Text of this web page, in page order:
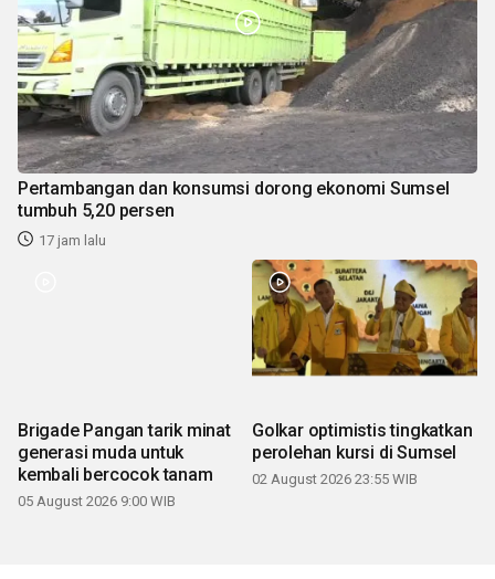
Pertambangan dan konsumsi dorong ekonomi Sumsel
tumbuh 5,20 persen
17 jam lalu
Brigade Pangan tarik minat
generasi muda untuk
kembali bercocok tanam
05 August 2026 9:00 WIB
Golkar optimistis tingkatkan
perolehan kursi di Sumsel
02 August 2026 23:55 WIB